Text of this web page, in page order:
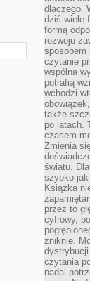
dlaczego.
dziś wiele
formą
rozwoju
sposobem
czytanie
wspólna
potrafią
wchodzi
także
po latach.
czasem
Zmienia
światu.
szybko jak
Książka
przez to
cyfrowy,
zniknie.
czytania
nadal